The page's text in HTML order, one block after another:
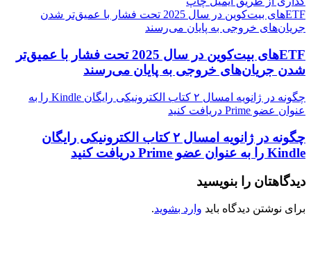
ETFهای بیت‌کوین در سال 2025 تحت فشار با عمیق‌تر شدن
جریان‌های خروجی به پایان می‌رسند
ETFهای بیت‌کوین در سال 2025 تحت فشار با عمیق‌تر
شدن جریان‌های خروجی به پایان می‌رسند
چگونه در ژانویه امسال ۲ کتاب الکترونیکی رایگان Kindle را به
عنوان عضو Prime دریافت کنید
چگونه در ژانویه امسال ۲ کتاب الکترونیکی رایگان
Kindle را به عنوان عضو Prime دریافت کنید
دیدگاهتان را بنویسید
برای نوشتن دیدگاه باید وارد بشوید.